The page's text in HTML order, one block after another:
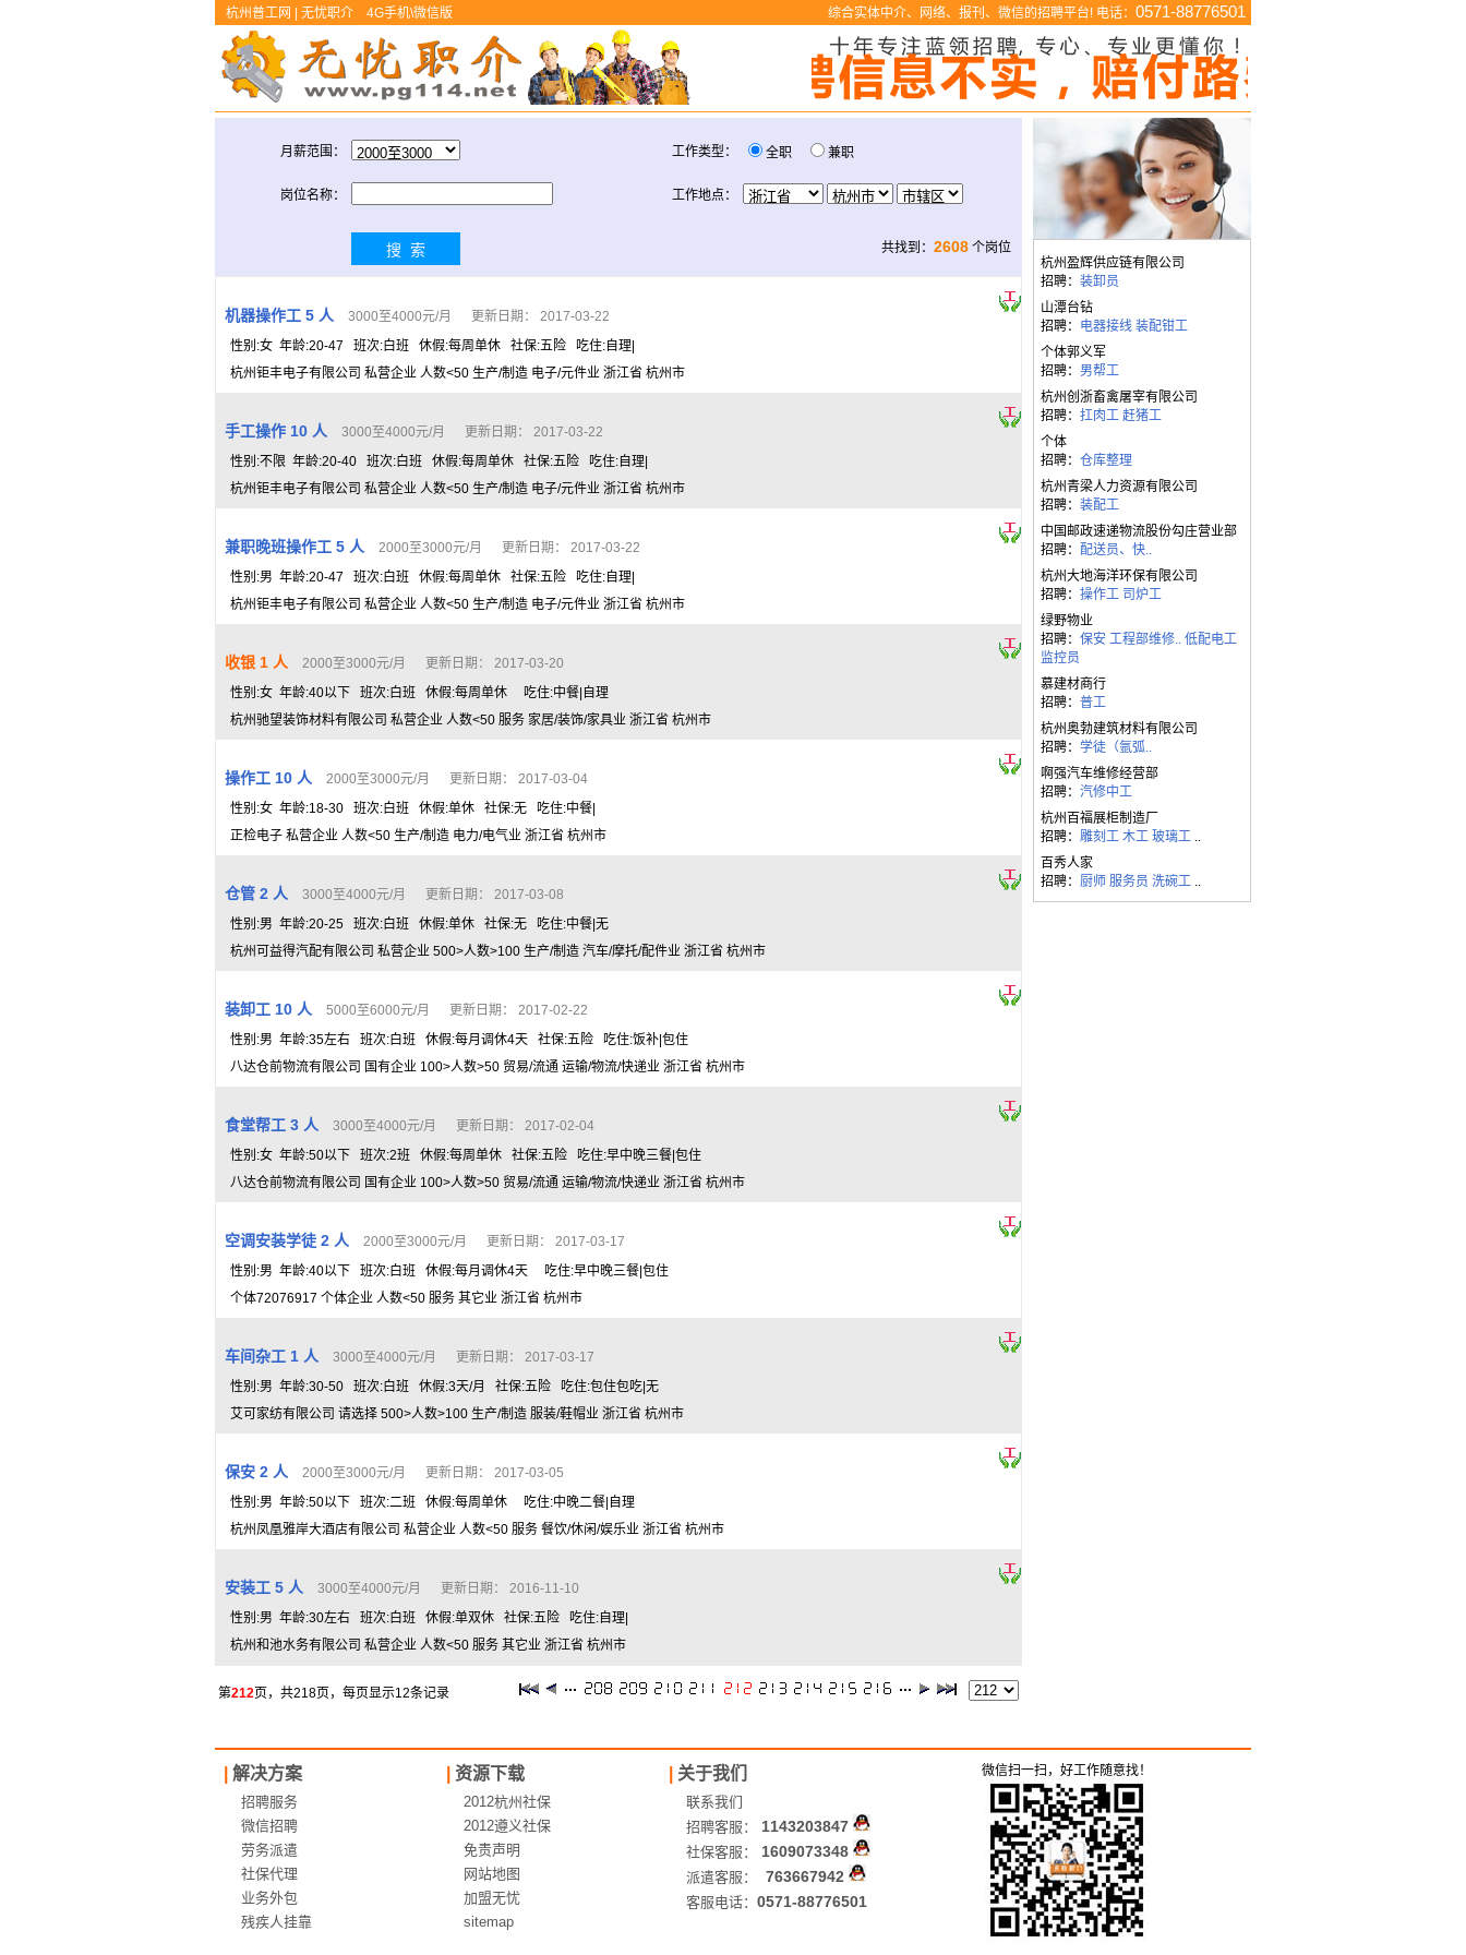
杭州普工网 | 无忧职介 4G手机\微信版 综合实体中介、网络、报刊、微信的招聘平台! 电话： 0571-88776501
月薪范围： 工作类型： 全职 兼职
岗位名称： 工作地点：
共找到： 2608 个岗位
机器操作工 5 人
3000至4000元/月 更新日期： 2017-03-22
性别:女 年龄:20-47 班次:白班 休假:每周单休 社保:五险 吃住:自理|
杭州钜丰电子有限公司 私营企业 人数<50 生产/制造 电子/元件业 浙江省 杭州市
手工操作 10 人
3000至4000元/月 更新日期： 2017-03-22
性别:不限 年龄:20-40 班次:白班 休假:每周单休 社保:五险 吃住:自理|
杭州钜丰电子有限公司 私营企业 人数<50 生产/制造 电子/元件业 浙江省 杭州市
兼职晚班操作工 5 人
2000至3000元/月 更新日期： 2017-03-22
性别:男 年龄:20-47 班次:白班 休假:每周单休 社保:五险 吃住:自理|
杭州钜丰电子有限公司 私营企业 人数<50 生产/制造 电子/元件业 浙江省 杭州市
收银 1 人
2000至3000元/月 更新日期： 2017-03-20
性别:女 年龄:40以下 班次:白班 休假:每周单休 吃住:中餐|自理
杭州驰望装饰材料有限公司 私营企业 人数<50 服务 家居/装饰/家具业 浙江省 杭州市
操作工 10 人
2000至3000元/月 更新日期： 2017-03-04
性别:女 年龄:18-30 班次:白班 休假:单休 社保:无 吃住:中餐|
正检电子 私营企业 人数<50 生产/制造 电力/电气业 浙江省 杭州市
仓管 2 人
3000至4000元/月 更新日期： 2017-03-08
性别:男 年龄:20-25 班次:白班 休假:单休 社保:无 吃住:中餐|无
杭州可益得汽配有限公司 私营企业 500>人数>100 生产/制造 汽车/摩托/配件业 浙江省 杭州市
装卸工 10 人
5000至6000元/月 更新日期： 2017-02-22
性别:男 年龄:35左右 班次:白班 休假:每月调休4天 社保:五险 吃住:饭补|包住
八达仓前物流有限公司 国有企业 100>人数>50 贸易/流通 运输/物流/快递业 浙江省 杭州市
食堂帮工 3 人
3000至4000元/月 更新日期： 2017-02-04
性别:女 年龄:50以下 班次:2班 休假:每周单休 社保:五险 吃住:早中晚三餐|包住
八达仓前物流有限公司 国有企业 100>人数>50 贸易/流通 运输/物流/快递业 浙江省 杭州市
空调安装学徒 2 人
2000至3000元/月 更新日期： 2017-03-17
性别:男 年龄:40以下 班次:白班 休假:每月调休4天 吃住:早中晚三餐|包住
个体72076917 个体企业 人数<50 服务 其它业 浙江省 杭州市
车间杂工 1 人
3000至4000元/月 更新日期： 2017-03-17
性别:男 年龄:30-50 班次:白班 休假:3天/月 社保:五险 吃住:包住包吃|无
艾可家纺有限公司 请选择 500>人数>100 生产/制造 服装/鞋帽业 浙江省 杭州市
保安 2 人
2000至3000元/月 更新日期： 2017-03-05
性别:男 年龄:50以下 班次:二班 休假:每周单休 吃住:中晚二餐|自理
杭州凤凰雅岸大酒店有限公司 私营企业 人数<50 服务 餐饮/休闲/娱乐业 浙江省 杭州市
安装工 5 人
3000至4000元/月 更新日期： 2016-11-10
性别:男 年龄:30左右 班次:白班 休假:单双休 社保:五险 吃住:自理|
杭州和池水务有限公司 私营企业 人数<50 服务 其它业 浙江省 杭州市
第212页，共218页，每页显示12条记录
杭州盈辉供应链有限公司
招聘： 装卸员
山潭台钻
招聘： 电器接线 装配钳工
个体郭义军
招聘： 男帮工
杭州创浙畜禽屠宰有限公司
招聘： 扛肉工 赶猪工
个体
招聘： 仓库整理
杭州青梁人力资源有限公司
招聘： 装配工
中国邮政速递物流股份勾庄营业部
招聘： 配送员、快..
杭州大地海洋环保有限公司
招聘： 操作工 司炉工
绿野物业
招聘： 保安 工程部维修.. 低配电工
监控员
慕建材商行
招聘： 普工
杭州奥勃建筑材料有限公司
招聘： 学徒（氩弧..
啊强汽车维修经营部
招聘： 汽修中工
杭州百福展柜制造厂
招聘： 雕刻工 木工 玻璃工 ..
百秀人家
招聘： 厨师 服务员 洗碗工 ..
解决方案 资源下载 关于我们 微信扫一扫，好工作随意找！
招聘服务
微信招聘
劳务派遣
社保代理
业务外包
残疾人挂靠
2012杭州社保
2012遵义社保
免责声明
网站地图
加盟无忧
sitemap
联系我们
招聘客服：
1143203847
社保客服： 1609073348
派遣客服： 763667942
客服电话： 0571-88776501